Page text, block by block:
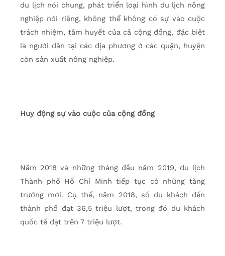
du lịch nói chung, phát triển loại hình du lịch nông
nghiệp nói riêng, không thể không có sự vào cuộc
trách nhiệm, tâm huyết của cả cộng đồng, đặc biệt
là người dân tại các địa phương ở các quận, huyện
còn sản xuất nông nghiệp.
Huy động sự vào cuộc của cộng đồng
Năm 2018 và những tháng đầu năm 2019, du lịch
Thành phố Hồ Chí Minh tiếp tục có những tăng
trưởng mới. Cụ thể, năm 2018, số du khách đến
thành phố đạt 36,5 triệu lượt, trong đó du khách
quốc tế đạt trên 7 triệu lượt.